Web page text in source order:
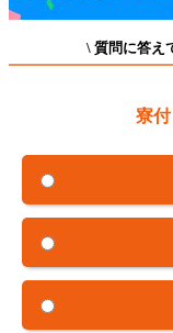
\ 質問に答え
寮